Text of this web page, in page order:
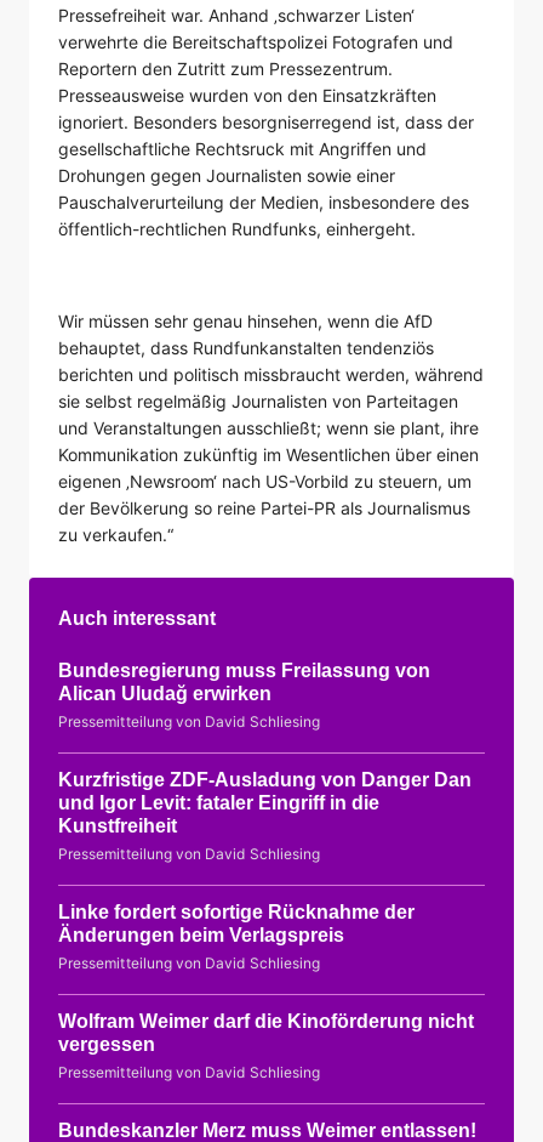
Pressefreiheit war. Anhand ‚schwarzer Listen‘
verwehrte die Bereitschaftspolizei Fotografen und
Reportern den Zutritt zum Pressezentrum.
Presseausweise wurden von den Einsatzkräften
ignoriert. Besonders besorgniserregend ist, dass der
gesellschaftliche Rechtsruck mit Angriffen und
Drohungen gegen Journalisten sowie einer
Pauschalverurteilung der Medien, insbesondere des
öffentlich-rechtlichen Rundfunks, einhergeht.
Wir müssen sehr genau hinsehen, wenn die AfD
behauptet, dass Rundfunkanstalten tendenziös
berichten und politisch missbraucht werden, während
sie selbst regelmäßig Journalisten von Parteitagen
und Veranstaltungen ausschließt; wenn sie plant, ihre
Kommunikation zukünftig im Wesentlichen über einen
eigenen ‚Newsroom‘ nach US-Vorbild zu steuern, um
der Bevölkerung so reine Partei-PR als Journalismus
zu verkaufen.“
Auch interessant
Bundesregierung muss Freilassung von
Alican Uludağ erwirken
Pressemitteilung von David Schliesing
Kurzfristige ZDF-Ausladung von Danger Dan
und Igor Levit: fataler Eingriff in die
Kunstfreiheit
Pressemitteilung von David Schliesing
Linke fordert sofortige Rücknahme der
Änderungen beim Verlagspreis
Pressemitteilung von David Schliesing
Wolfram Weimer darf die Kinoförderung nicht
vergessen
Pressemitteilung von David Schliesing
Bundeskanzler Merz muss Weimer entlassen!